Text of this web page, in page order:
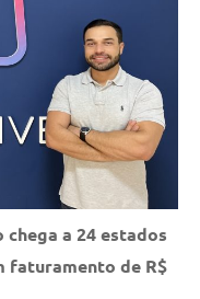
a 24 estados
faturamento de R$